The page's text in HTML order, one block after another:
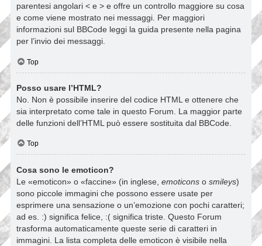
parentesi angolari < e > e offre un controllo maggiore su cosa
e come viene mostrato nei messaggi. Per maggiori
informazioni sul BBCode leggi la guida presente nella pagina
per l’invio dei messaggi.
Top
Posso usare l’HTML?
No. Non è possibile inserire del codice HTML e ottenere che
sia interpretato come tale in questo Forum. La maggior parte
delle funzioni dell’HTML può essere sostituita dal BBCode.
Top
Cosa sono le emoticon?
Le «emoticon» o «faccine» (in inglese, emoticons o smileys)
sono piccole immagini che possono essere usate per
esprimere una sensazione o un’emozione con pochi caratteri;
ad es. :) significa felice, :( significa triste. Questo Forum
trasforma automaticamente queste serie di caratteri in
immagini. La lista completa delle emoticon è visibile nella